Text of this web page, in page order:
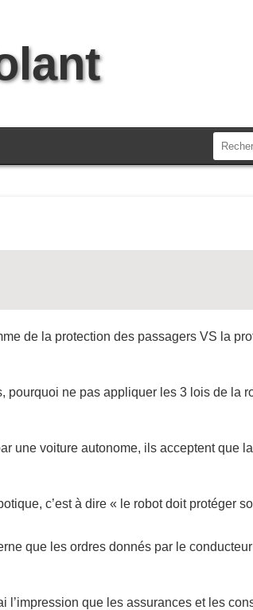
de la protection des passagers VS la
ne pas appliquer les 3 lois de la
une voiture autonome, ils acceptent que
c’est à dire « le robot doit protéger
que les ordres donnés par le
que les assurances et les